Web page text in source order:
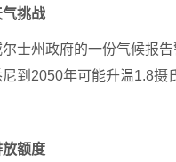
挑战
士州政府的一份气候报
到 2050年可能升温1.8摄
额度